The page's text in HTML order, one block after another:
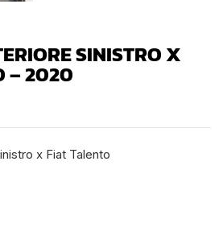
SINISTRO X
– 2020
x Fiat Talento